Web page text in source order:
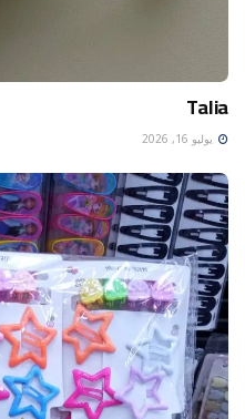
Talia
يوليو 16, 2026